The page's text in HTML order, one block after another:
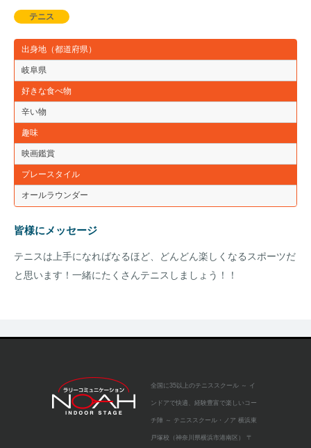
テニス
出身地（都道府県）
岐阜県
好きな食べ物
辛い物
趣味
映画鑑賞
プレースタイル
オールラウンダー
皆様にメッセージ
テニスは上手になればなるほど、どんどん楽しくなるスポーツだ
と思います！一緒にたくさんテニスしましょう！！
全国に35以上のテニススクール ～ イ
ンドアで快適、経験豊富で楽しいコー
チ陣 ～ テニススクール・ノア 横浜東
戸塚校（神奈川県横浜市港南区） 〒